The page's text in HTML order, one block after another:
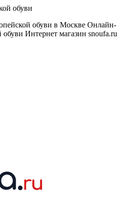
обуви
обуви в Москве Онлайн-
обуви Интернет магазин snoufa.ru